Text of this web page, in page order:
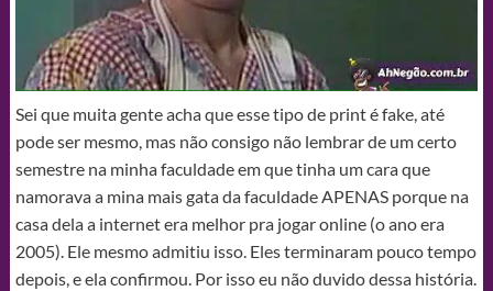
Sei que muita gente acha que esse tipo de print é fake, até
pode ser mesmo, mas não consigo não lembrar de um certo
semestre na minha faculdade em que tinha um cara que
namorava a mina mais gata da faculdade APENAS porque na
casa dela a internet era melhor pra jogar online (o ano era
2005). Ele mesmo admitiu isso. Eles terminaram pouco tempo
depois, e ela confirmou. Por isso eu não duvido dessa história.